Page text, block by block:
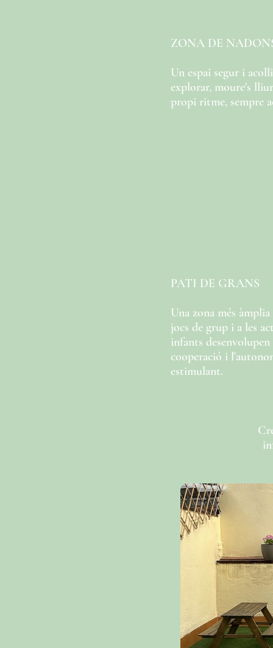
ZONA DE
Un espai segur i
explorar, moure's
propi ritme, sempre
PATI DE GRANS
Una zona més
jocs de grup i a les
infants
cooperació i
estimulant.